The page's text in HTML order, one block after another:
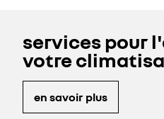
services pour
votre
en savoir plus